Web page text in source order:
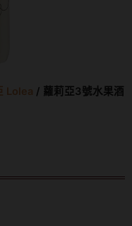
Lolea / 蘿莉亞3號水果酒